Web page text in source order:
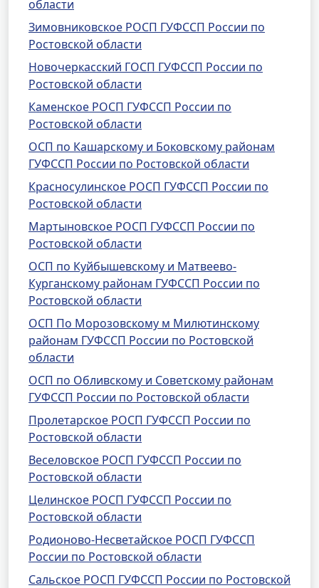
области
Зимовниковское РОСП ГУФССП России по
Ростовской области
Новочеркасский ГОСП ГУФССП России по
Ростовской области
Каменское РОСП ГУФССП России по
Ростовской области
ОСП по Кашарскому и Боковскому районам
ГУФССП России по Ростовской области
Красносулинское РОСП ГУФССП России по
Ростовской области
Мартыновское РОСП ГУФССП России по
Ростовской области
ОСП по Куйбышевскому и Матвеево-
Курганскому районам ГУФССП России по
Ростовской области
ОСП По Морозовскому м Милютинскому
районам ГУФССП России по Ростовской
области
ОСП по Обливскому и Советскому районам
ГУФССП России по Ростовской области
Пролетарское РОСП ГУФССП России по
Ростовской области
Веселовское РОСП ГУФССП России по
Ростовской области
Целинское РОСП ГУФССП России по
Ростовской области
Родионово-Несветайское РОСП ГУФССП
России по Ростовской области
Сальское РОСП ГУФССП России по Ростовской